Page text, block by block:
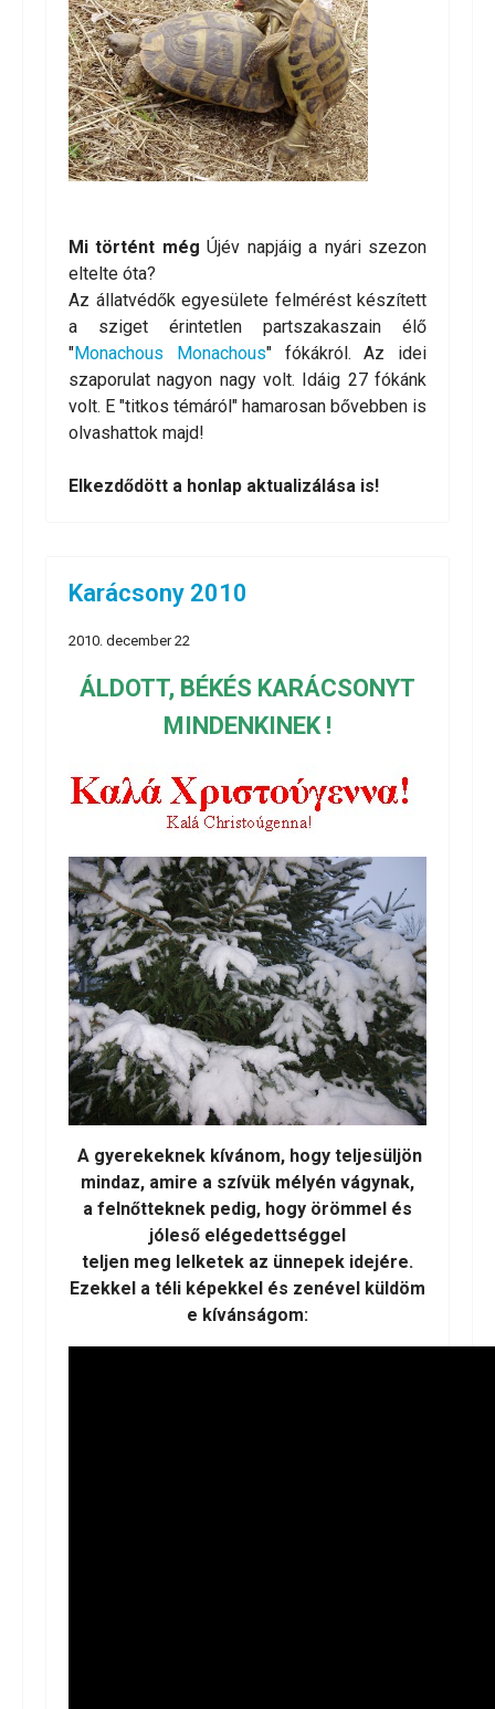
Mi történt mégÚjév napjáig a nyári szezon
eltelte óta?
Az állatvédők egyesülete felmérést készített
a sziget érintetlen partszakaszain élő
"Monachous Monachous" fókákról. Az idei
szaporulat nagyon nagy volt. Idáig 27 fókánk
volt. E "titkos témáról" hamarosan bővebben is
olvashattok majd!
Elkezdődött a honlap aktualizálása is!
Karácsony 2010
2010. december 22
ÁLDOTT, BÉKÉS KARÁCSONYT
MINDENKINEK !
A gyerekeknek kívánom, hogy teljesüljön
mindaz, amire a szívük mélyén vágynak,
a felnőtteknek pedig, hogy örömmel és
jóleső elégedettséggel
teljen meg lelketek az ünnepek idejére.
Ezekkel a téli képekkel és zenével küldöm
e kívánságom: